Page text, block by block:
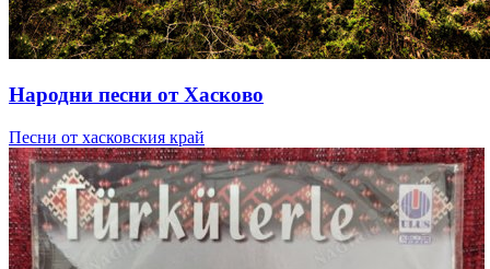
Народни песни от Хасково
Песни от хасковския край